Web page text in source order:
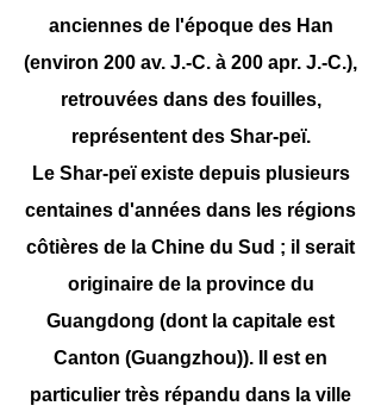
anciennes de l'époque des Han
(environ 200 av. J.-C. à 200 apr. J.-C.),
retrouvées dans des fouilles,
représentent des Shar-peï.
Le Shar-peï existe depuis plusieurs
centaines d'années dans les régions
côtières de la Chine du Sud ; il serait
originaire de la province du
Guangdong (dont la capitale est
Canton (Guangzhou)). Il est en
particulier très répandu dans la ville